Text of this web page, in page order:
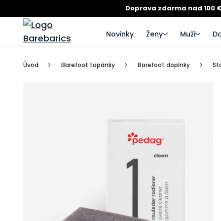
Doprava zdarma nad 100
Novinky Ženy Muži
Úvod Barefoot topánky Barefoot doplnky